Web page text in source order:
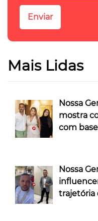
Mais Lidas
Nossa
mostra
com
Nossa
trajetória